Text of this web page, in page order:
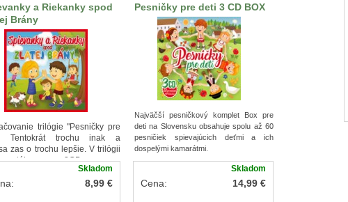
a Riekanky spod
Brány
trilógie "Pesničky pre
Tentokrát trochu inak a
zas o trochu lepšie. V trilógii
2CD sa
takmer 90piesní a
ľudových.
Skladom
8,99 €
Pesničky pre deti 3 CD BOX
Najväčší pesničkový komplet Box pre
deti na Slovensku obsahuje spolu až 60
pesničiek spievajúcich deťmi a ich
dospelými kamarátmi.
Skladom
14,99 €
Cena: